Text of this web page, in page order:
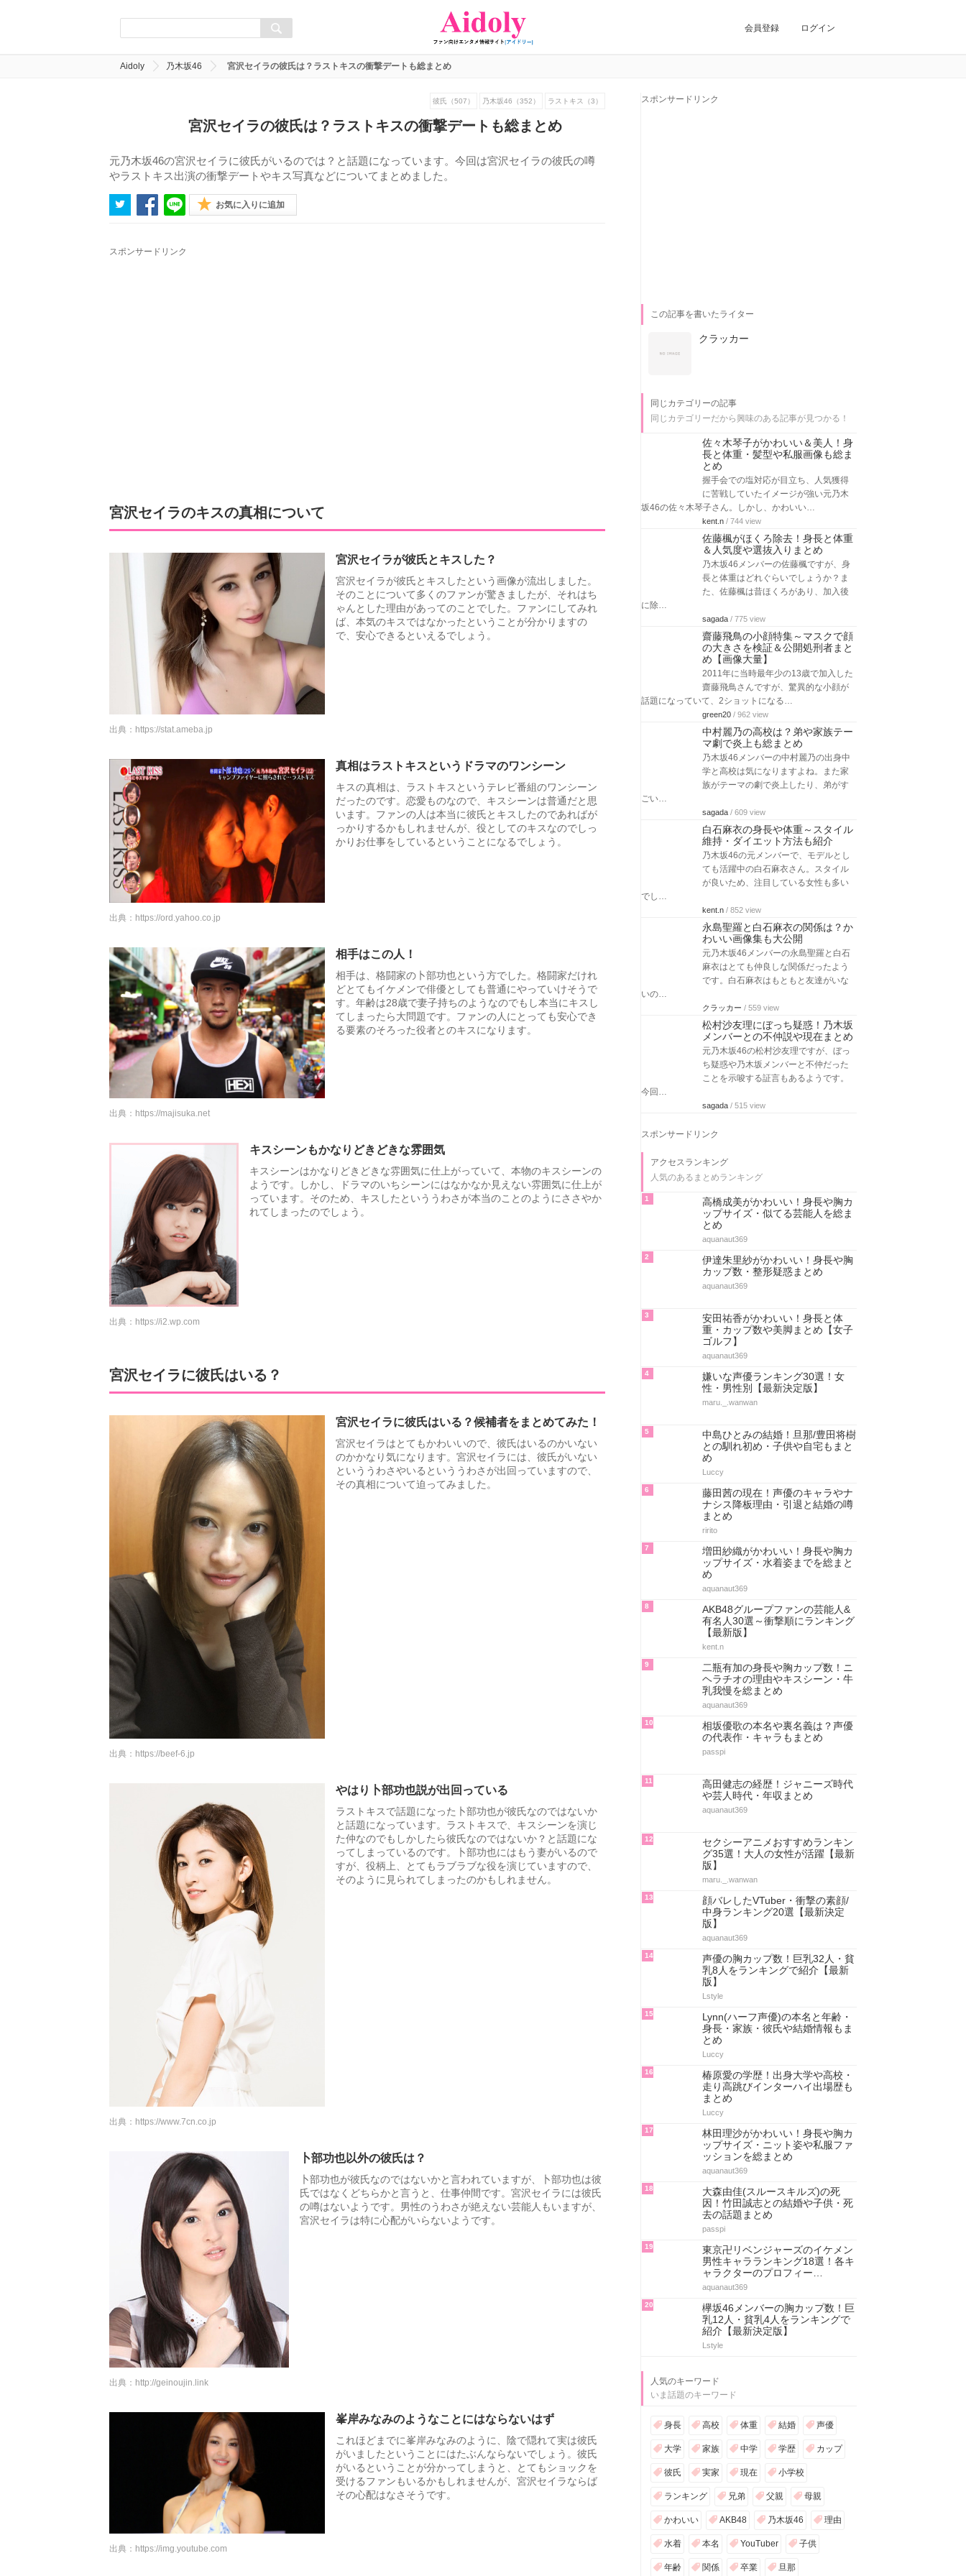
会員登録 ログイン
Aidoly 乃木坂46 宮沢セイラの彼氏は？ラストキスの衝撃デートも総まとめ
彼氏（507） 乃木坂46（352） ラストキス（3）
宮沢セイラの彼氏は？ラストキスの衝撃デートも総まとめ
元乃木坂46の宮沢セイラに彼氏がいるのでは？と話題になっています。今回は宮沢セイラの彼氏の噂
やラストキス出演の衝撃デートやキス写真などについてまとめました。
お気に入りに追加
スポンサードリンク
宮沢セイラのキスの真相について
宮沢セイラが彼氏とキスした？
宮沢セイラが彼氏とキスしたという画像が流出しました。
そのことについて多くのファンが驚きましたが、それはち
ゃんとした理由があってのことでした。ファンにしてみれ
ば、本気のキスではなかったということが分かりますの
で、安心できるといえるでしょう。
出典： https://stat.ameba.jp
真相はラストキスというドラマのワンシーン
キスの真相は、ラストキスというテレビ番組のワンシーン
だったのです。恋愛ものなので、キスシーンは普通だと思
います。ファンの人は本当に彼氏とキスしたのであればが
っかりするかもしれませんが、役としてのキスなのでしっ
かりお仕事をしているということになるでしょう。
出典： https://ord.yahoo.co.jp
相手はこの人！
相手は、格闘家の卜部功也という方でした。格闘家だけれ
どとてもイケメンで俳優としても普通にやっていけそうで
す。年齢は28歳で妻子持ちのようなのでもし本当にキスし
てしまったら大問題です。ファンの人にとっても安心でき
る要素のそろった役者とのキスになります。
出典： https://majisuka.net
キスシーンもかなりどきどきな雰囲気
キスシーンはかなりどきどきな雰囲気に仕上がっていて、本物のキスシーンの
ようです。しかし、ドラマのいちシーンにはなかなか見えない雰囲気に仕上が
っています。そのため、キスしたといううわさが本当のことのようにささやか
れてしまったのでしょう。
出典： https://i2.wp.com
宮沢セイラに彼氏はいる？
宮沢セイラに彼氏はいる？候補者をまとめてみた！
宮沢セイラはとてもかわいいので、彼氏はいるのかいない
のかかなり気になります。宮沢セイラには、彼氏がいない
といううわさやいるといううわさが出回っていますので、
その真相について迫ってみました。
出典： https://beef-6.jp
やはり卜部功也説が出回っている
ラストキスで話題になった卜部功也が彼氏なのではないか
と話題になっています。ラストキスで、キスシーンを演じ
た仲なのでもしかしたら彼氏なのではないか？と話題にな
ってしまっているのです。卜部功也にはもう妻がいるので
すが、役柄上、とてもラブラブな役を演じていますので、
そのように見られてしまったのかもしれません。
出典： https://www.7cn.co.jp
卜部功也以外の彼氏は？
卜部功也が彼氏なのではないかと言われていますが、卜部功也は彼
氏ではなくどちらかと言うと、仕事仲間です。宮沢セイラには彼氏
の噂はないようです。男性のうわさが絶えない芸能人もいますが、
宮沢セイラは特に心配がいらないようです。
出典： http://geinoujin.link
峯岸みなみのようなことにはならないはず
これほどまでに峯岸みなみのように、陰で隠れて実は彼氏
がいましたということにはたぶんならないでしょう。彼氏
がいるということが分かってしまうと、とてもショックを
受けるファンもいるかもしれませんが、宮沢セイラならば
その心配はなさそうです。
出典： https://img.youtube.com
スポンサードリンク
この記事を書いたライター
クラッカー
同じカテゴリーの記事
同じカテゴリーだから興味のある記事が見つかる！
佐々木琴子がかわいい＆美人！身
長と体重・髪型や私服画像も総ま
とめ
握手会での塩対応が目立ち、人気獲得
に苦戦していたイメージが強い元乃木
坂46の佐々木琴子さん。しかし、かわいい…
kent.n / 744 view
佐藤楓がほくろ除去！身長と体重
＆人気度や選抜入りまとめ
乃木坂46メンバーの佐藤楓ですが、身
長と体重はどれぐらいでしょうか？ま
た、佐藤楓は昔ほくろがあり、加入後
に除…
sagada / 775 view
齋藤飛鳥の小顔特集～マスクで顔
の大きさを検証＆公開処刑者まと
め【画像大量】
2011年に当時最年少の13歳で加入した
齋藤飛鳥さんですが、驚異的な小顔が
話題になっていて、2ショットになる…
green20 / 962 view
中村麗乃の高校は？弟や家族テー
マ劇で炎上も総まとめ
乃木坂46メンバーの中村麗乃の出身中
学と高校は気になりますよね。また家
族がテーマの劇で炎上したり、弟がす
ごい…
sagada / 609 view
白石麻衣の身長や体重～スタイル
維持・ダイエット方法も紹介
乃木坂46の元メンバーで、モデルとし
ても活躍中の白石麻衣さん。スタイル
が良いため、注目している女性も多い
でし…
kent.n / 852 view
永島聖羅と白石麻衣の関係は？か
わいい画像集も大公開
元乃木坂46メンバーの永島聖羅と白石
麻衣はとても仲良しな関係だったよう
です。白石麻衣はもともと友達がいな
いの…
クラッカー / 559 view
松村沙友理にぼっち疑惑！乃木坂
メンバーとの不仲説や現在まとめ
元乃木坂46の松村沙友理ですが、ぼっ
ち疑惑や乃木坂メンバーと不仲だった
ことを示唆する証言もあるようです。
今回…
sagada / 515 view
スポンサードリンク
アクセスランキング
人気のあるまとめランキング
1
高橋成美がかわいい！身長や胸カ
ップサイズ・似てる芸能人を総ま
とめ
aquanaut369
2
伊達朱里紗がかわいい！身長や胸
カップ数・整形疑惑まとめ
aquanaut369
3
安田祐香がかわいい！身長と体
重・カップ数や美脚まとめ【女子
ゴルフ】
aquanaut369
4
嫌いな声優ランキング30選！女
性・男性別【最新決定版】
maru._.wanwan
5
中島ひとみの結婚！旦那/豊田将樹
との馴れ初め・子供や自宅もまと
め
Luccy
6
藤田茜の現在！声優のキャラやナ
ナシス降板理由・引退と結婚の噂
まとめ
ririto
7
増田紗織がかわいい！身長や胸カ
ップサイズ・水着姿までを総まと
め
aquanaut369
8
AKB48グループファンの芸能人&
有名人30選～衝撃順にランキング
【最新版】
kent.n
9
二瓶有加の身長や胸カップ数！ニ
ヘラチオの理由やキスシーン・牛
乳我慢を総まとめ
aquanaut369
10
相坂優歌の本名や裏名義は？声優
の代表作・キャラもまとめ
passpi
11
高田健志の経歴！ジャニーズ時代
や芸人時代・年収まとめ
aquanaut369
12
セクシーアニメおすすめランキン
グ35選！大人の女性が活躍【最新
版】
maru._.wanwan
13
顔バレしたVTuber・衝撃の素顔/
中身ランキング20選【最新決定
版】
aquanaut369
14
声優の胸カップ数！巨乳32人・貧
乳8人をランキングで紹介【最新
版】
Lstyle
15
Lynn(ハーフ声優)の本名と年齢・
身長・家族・彼氏や結婚情報もま
とめ
Luccy
16
椿原愛の学歴！出身大学や高校・
走り高跳びインターハイ出場歴も
まとめ
Luccy
17
林田理沙がかわいい！身長や胸カ
ップサイズ・ニット姿や私服ファ
ッションを総まとめ
aquanaut369
18
大森由佳(スルースキルズ)の死
因！竹田誠志との結婚や子供・死
去の話題まとめ
passpi
19
東京卍リベンジャーズのイケメン
男性キャラランキング18選！各キ
ャラクターのプロフィー…
aquanaut369
20
欅坂46メンバーの胸カップ数！巨
乳12人・貧乳4人をランキングで
紹介【最新決定版】
Lstyle
人気のキーワード
いま話題のキーワード
身長 高校 体重 結婚 声優
大学 家族 中学 学歴 カップ
彼氏 実家 現在 小学校
ランキング 兄弟 父親 母親
かわいい AKB48 乃木坂46 理由
水着 本名 YouTuber 子供
年齢 関係 卒業 旦那